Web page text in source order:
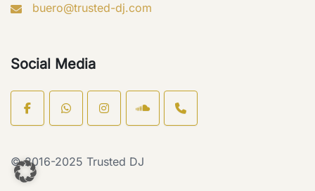
buero@trusted-dj.com
Social Media
© 2016-2025 Trusted DJ